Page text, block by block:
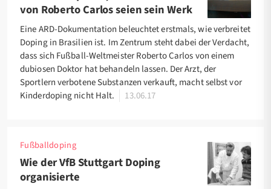
von Roberto Carlos seien sein Werk
Eine ARD-Dokumentation beleuchtet erstmals, wie verbreitet
Doping in Brasilien ist. Im Zentrum steht dabei der Verdacht,
dass sich Fußball-Weltmeister Roberto Carlos von einem
dubiosen Doktor hat behandeln lassen. Der Arzt, der
Sportlern verbotene Substanzen verkauft, macht selbst vor
Kinderdoping nicht Halt.
13.06.17
Fußballdoping
Wie der VfB Stuttgart Doping
organisierte